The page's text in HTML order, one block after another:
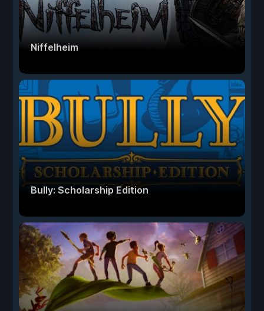
Niffelheim
Bully: Scholarship Edition